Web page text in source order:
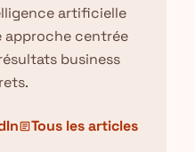
artificielle
approche centrée
business
articleTous les articles